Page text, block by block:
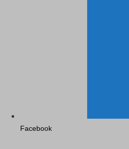
Facebook